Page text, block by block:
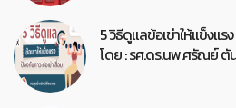
5 วิธีดูแลข้อเข่าให้แข็งแร
โดย : รศ.ดร.นพ.ศรัณย์